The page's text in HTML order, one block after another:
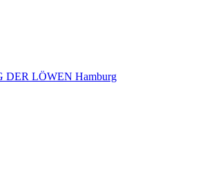
DER LÖWEN Hamburg